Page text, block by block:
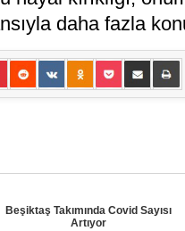
daha fazla
Beşiktaş Takımında Covid Sayısı
Artıyor